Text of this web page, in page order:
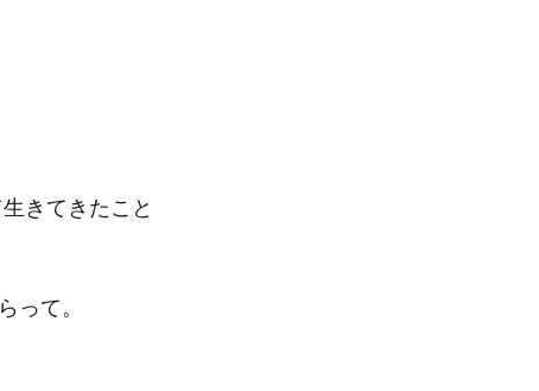
きてきたこと
って。